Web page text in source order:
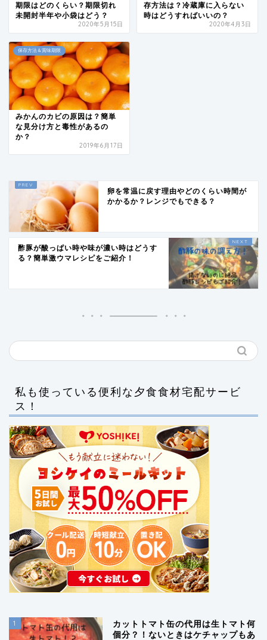
期限はどのくらい？期限切れ
未開封半年や小袋はどう？
2020年5月15日
存方法は？冷蔵庫に入らない
時はどうすればいいの？
2020年4月3日
保存方法＆賞味期限
みかんのカビの原因は？簡単
な見分け方と毒性があるの
か？
2019年6月17日
卵を常温に戻す理由やどのくらい時間が
かかるか？レンジでもできる？
酢豚が酸っぱい時や味が濃い時はどうす
る？簡単激ウマレシピをご紹介！
私も使っている便利な夕食食材宅配サービ
ス！
1
カットトマト缶の代用は生トマト何
個分？！ないときはケチャップもあ